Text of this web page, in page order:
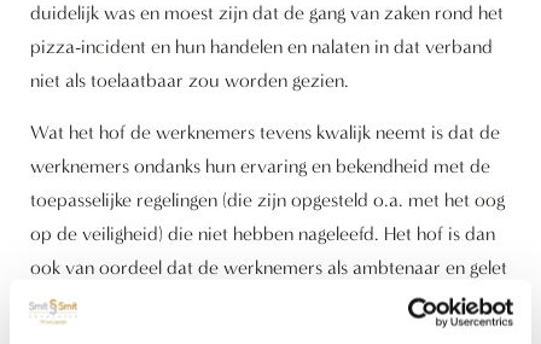
duidelijk was en moest zijn dat de gang van zaken rond het
pizza-incident en hun handelen en nalaten in dat verband
niet als toelaatbaar zou worden gezien.
Wat het hof de werknemers tevens kwalijk neemt is dat de
werknemers ondanks hun ervaring en bekendheid met de
toepasselijke regelingen (die zijn opgesteld o.a. met het oog
op de veiligheid) die niet hebben nageleefd. Het hof is dan
ook van oordeel dat de werknemers als ambtenaar en gelet
op hun functies in een penitentiaire (overheids)instelling
een eigen verantwoordelijkheid hebben. Op grond van de